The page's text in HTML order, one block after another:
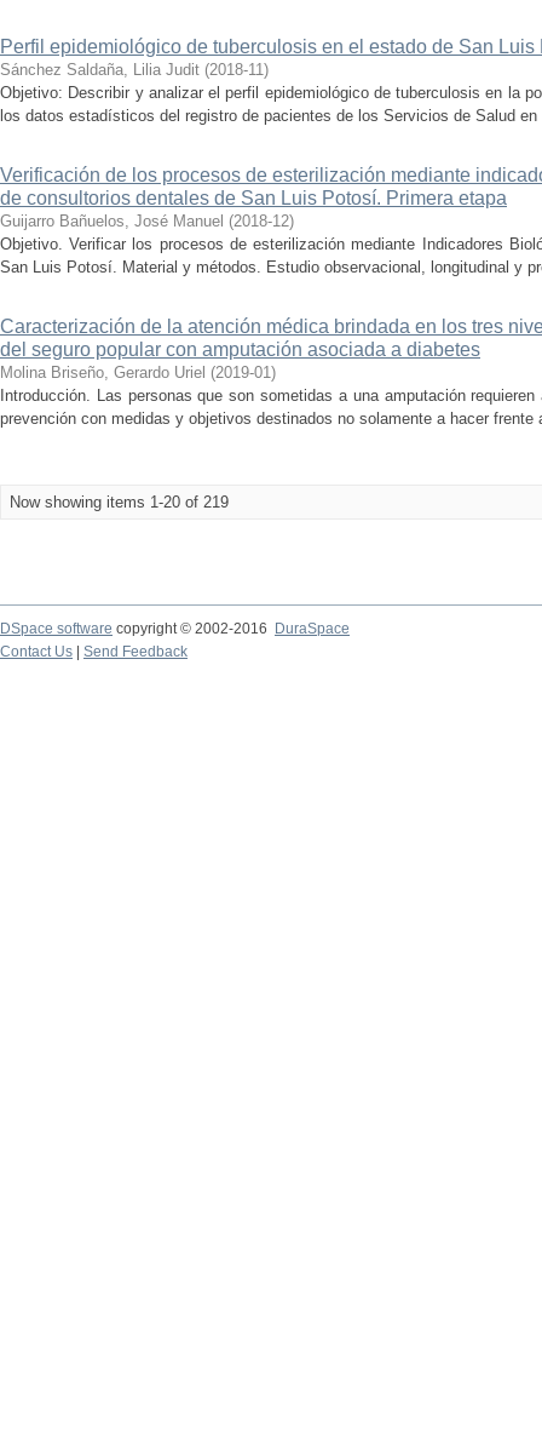
Perfil epidemiológico de tuberculosis en el estado de San Luis
Sánchez Saldaña, Lilia Judit (2018-11)
Objetivo: Describir y analizar el perfil epidemiológico de tuberculosis en la
los datos estadísticos del registro de pacientes de los Servicios de Salud
Verificación de los procesos de esterilización mediante
de consultorios dentales de San Luis Potosí. Primera etapa
Guijarro Bañuelos, José Manuel (2018-12)
Objetivo. Verificar los procesos de esterilización mediante Indicadores
San Luis Potosí. Material y métodos. Estudio observacional, longitudinal y
Caracterización de la atención médica brindada en los tres
del seguro popular con amputación asociada a diabetes
Molina Briseño, Gerardo Uriel (2019-01)
Introducción. Las personas que son sometidas a una amputación
prevención con medidas y objetivos destinados no solamente a hacer
Now showing items 1-20 of 219
DSpace software copyright © 2002-2016
DuraSpace
Contact Us
Send Feedback